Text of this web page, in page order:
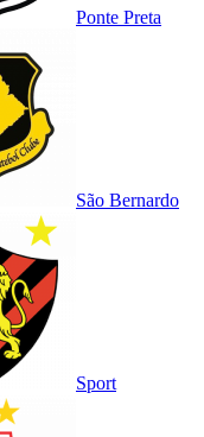
Ponte Preta
São Bernardo
Sport